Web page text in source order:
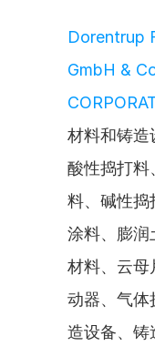
Dorentrup
GmbH &
材料和铸造
酸性捣打料
料、碱性捣
涂料、膨润
材料、云母
动器、气体
造设备、铸